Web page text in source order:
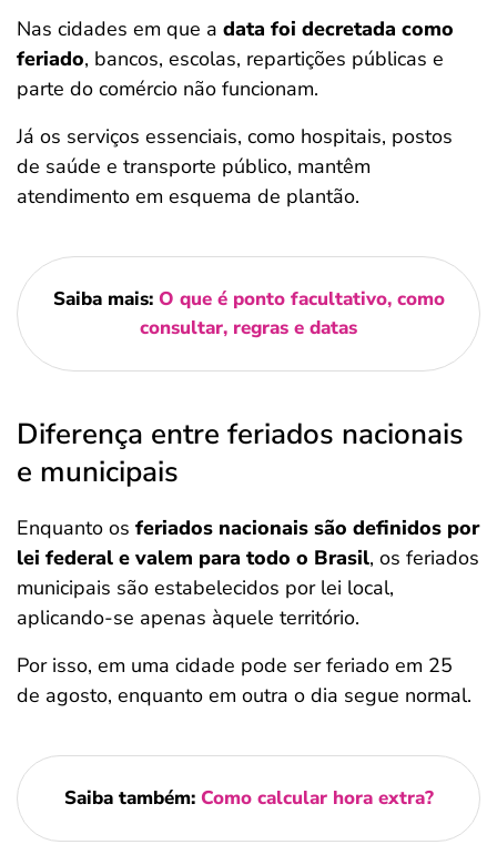
Nas cidades em que a data foi decretada como
feriado, bancos, escolas, repartições públicas e
parte do comércio não funcionam.
Já os serviços essenciais, como hospitais, postos
de saúde e transporte público, mantêm
atendimento em esquema de plantão.
Saiba mais: O que é ponto facultativo, como
consultar, regras e datas
Diferença entre feriados nacionais
e municipais
Enquanto os feriados nacionais são definidos por
lei federal e valem para todo o Brasil, os feriados
municipais são estabelecidos por lei local,
aplicando-se apenas àquele território.
Por isso, em uma cidade pode ser feriado em 25
de agosto, enquanto em outra o dia segue normal.
Saiba também: Como calcular hora extra?